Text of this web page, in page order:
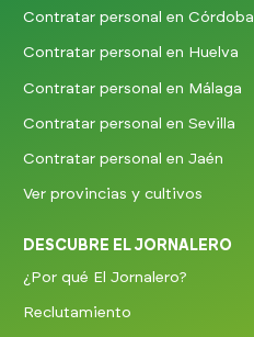
Contratar personal en Córdoba
Contratar personal en Huelva
Contratar personal en Málaga
Contratar personal en Sevilla
Contratar personal en Jaén
Ver provincias y cultivos
DESCUBRE EL JORNALERO
¿Por qué El Jornalero?
Reclutamiento